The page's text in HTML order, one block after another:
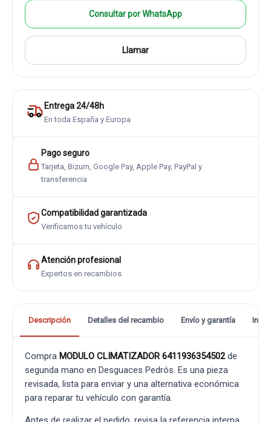
Consultar por WhatsApp
Llamar
Entrega 24/48h
En toda España y Europa
Pago seguro
Tarjeta, Bizum, Google Pay, Apple Pay, PayPal y
transferencia
Compatibilidad garantizada
Verificamos tu vehículo
Atención profesional
Expertos en recambios
Descripción Detalles del recambio Envío y garantía
Compra MODULO CLIMATIZADOR 6411936354502de
segunda mano en Desguaces Pedrós. Es una pieza
revisada, lista para enviar y una alternativa económica
para reparar tu vehículo con garantía.